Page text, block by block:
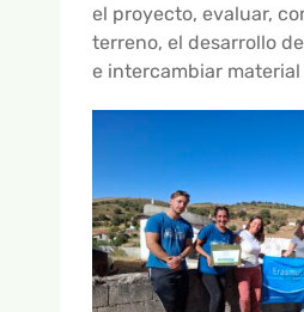
el proyecto, evaluar,
terreno, el desarrollo
e intercambiar